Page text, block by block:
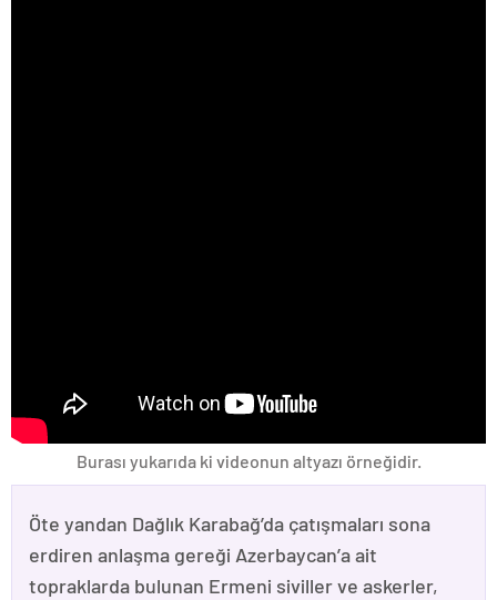
Burası yukarıda ki videonun altyazı örneğidir.
Öte yandan Dağlık Karabağ’da çatışmaları sona
erdiren anlaşma gereği Azerbaycan’a ait
topraklarda bulunan Ermeni siviller ve askerler,